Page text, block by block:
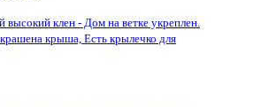
высокий клен - Дом на ветке укреплен.
крыша, Есть крылечко для